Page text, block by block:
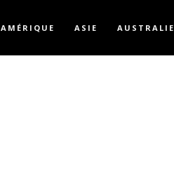
AMÉRIQUE ASIE AUSTRALIE